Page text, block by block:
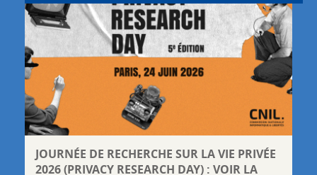
JOURNÉE DE RECHERCHE SUR LA VIE PRIVÉE
2026 (PRIVACY RESEARCH DAY) : VOIR LA